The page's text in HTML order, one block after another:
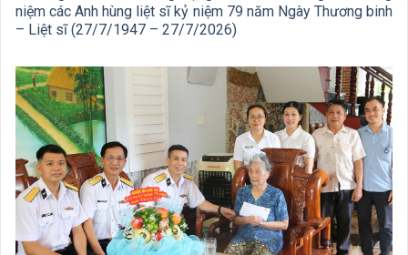
niệm các Anh hùng liệt sĩ kỷ niệm 79 năm Ngày Thương binh
– Liệt sĩ (27/7/1947 – 27/7/2026)